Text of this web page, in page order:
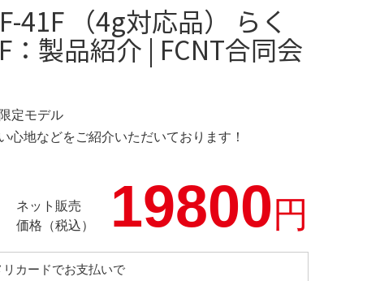
41F （4g対応品） らく
：製品紹介 | FCNT合同会
定モデル
心地などをご紹介いただいております！
ネット販売
価格（税込）
19800円
カードでお支払いで